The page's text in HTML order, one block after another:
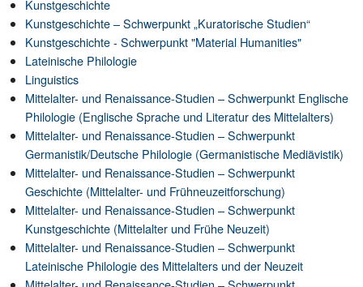
Kunstgeschichte
Kunstgeschichte – Schwerpunkt „Kuratorische Studien“
Kunstgeschichte - Schwerpunkt "Material Humanities"
Lateinische Philologie
Linguistics
Mittelalter- und Renaissance-Studien – Schwerpunkt Englische
Philologie (Englische Sprache und Literatur des Mittelalters)
Mittelalter- und Renaissance-Studien – Schwerpunkt
Germanistik/Deutsche Philologie (Germanistische Mediävistik)
Mittelalter- und Renaissance-Studien – Schwerpunkt
Geschichte (Mittelalter- und Frühneuzeitforschung)
Mittelalter- und Renaissance-Studien – Schwerpunkt
Kunstgeschichte (Mittelalter und Frühe Neuzeit)
Mittelalter- und Renaissance-Studien – Schwerpunkt
Lateinische Philologie des Mittelalters und der Neuzeit